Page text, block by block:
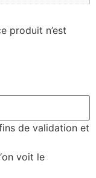
produit n’est
de validation et
voit le